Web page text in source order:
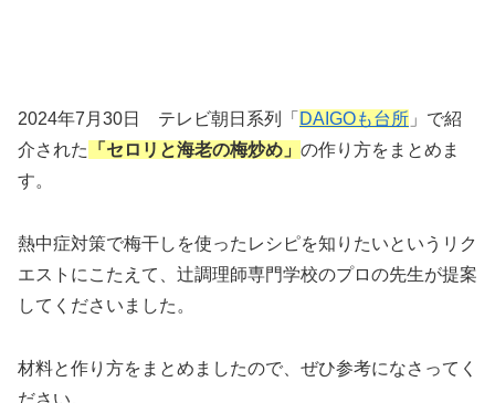
2024年7月30日 テレビ朝日系列「 DAIGOも台所 」で紹
介された
「セロリと海老の梅炒め」 の作り方をまとめま
す。
熱中症対策で梅干しを使ったレシピを知りたいというリク
エストにこたえて、辻調理師専門学校のプロの先生が提案
してくださいました。
材料と作り方をまとめましたので、ぜひ参考になさってく
ださい。